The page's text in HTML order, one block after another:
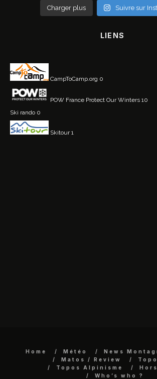
Charger plus Suivre sur
LIENS
CampToCamp.org 0
POW France Protect Our Winters 10
Ski rando 0
Skitour1
Home Météo News
Matos / Review
Topos Alpinisme
Who’s who ?